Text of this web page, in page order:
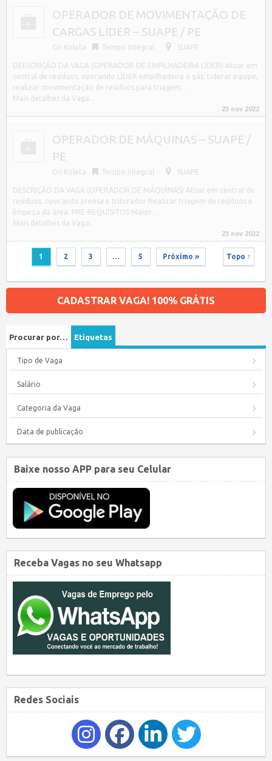
OPERADOR DE MOVIMENTAÇÃO DE
CARGAS LÍDER – SUAPE / PE
Gri Koleta Tempo Integral SUAPE
DEESCRIÇÃO DA VAGA (OPERADOR DE EMPILHADEIRA LÍDER) Atuar em
central de resíduos, operando LÍDER empilhadeira a gás. Liderar equipe,
realizar movimentação de resíduos para triagem…
Mais detalhes da Vaga...
23 nov 2022
OPERADOR DE MÁQUINAS – SUAPE /
PE
Gri Koleta Tempo Integral SUAPE
DESCRIÇÃO DA VAGA (OPERADOR DE MÁQUINAS) Atuar em central de
resíduos, operando prensa e triturador Realizar triagem de resíduos e
limpeza da área. PRE-REQUISITOS Maior…
Mais detalhes da Vaga...
23 nov 2022
1 2 3 5 Próximo » Topo ↑
CADASTRAR VAGA! 100% GRÁTIS
Procurar por… Etiquetas
Tipo de Vaga
Salário
Categoria da Vaga
Data de publicação
Baixe nosso APP para seu Celular
Receba Vagas no seu Whatsapp
Redes Sociais